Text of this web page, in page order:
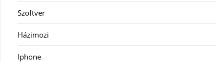
Szoftver
Házimozi
Iphone